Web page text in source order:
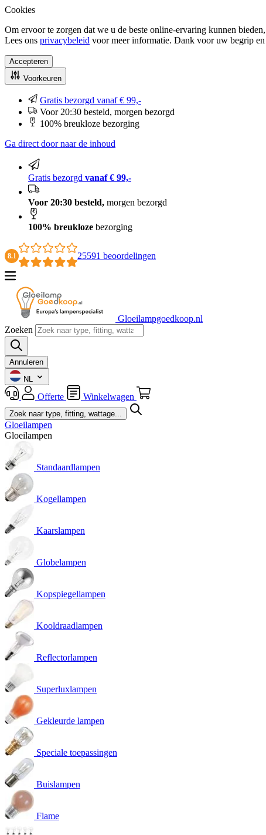
Cookies
Om ervoor te zorgen dat we u de beste online-ervaring kunnen
Lees ons privacybeleid voor meer informatie. Dank voor uw begrip en
Accepteren
Voorkeuren
Gratis bezorgd vanaf € 99,-
Voor 20:30 besteld, morgen bezorgd
100% breukloze bezorging
Ga direct door naar de inhoud
Gratis bezorgd vanaf € 99,-
Voor 20:30 besteld, morgen bezorgd
100% breukloze bezorging
8.1 25591 beoordelingen
Gloeilampgoedkoop.nl
Zoeken
Annuleren
NL
Offerte Winkelwagen
Gloeilampen
Gloeilampen
Standaardlampen
Kogellampen
Kaarslampen
Globelampen
Kopspiegellampen
Kooldraadlampen
Reflectorlampen
Superluxlampen
Gekleurde lampen
Speciale toepassingen
Buislampen
Flame